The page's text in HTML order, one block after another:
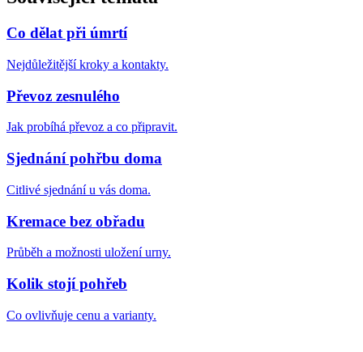
Co dělat při úmrtí
Nejdůležitější kroky a kontakty.
Převoz zesnulého
Jak probíhá převoz a co připravit.
Sjednání pohřbu doma
Citlivé sjednání u vás doma.
Kremace bez obřadu
Průběh a možnosti uložení urny.
Kolik stojí pohřeb
Co ovlivňuje cenu a varianty.